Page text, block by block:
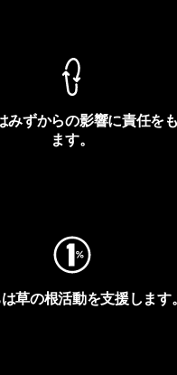
みずからの影響に責任を
ます。
草の根活動を支援します。